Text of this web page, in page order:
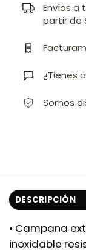
Envíos a
partir de
¿Tienes
Somos
DESCRIPCIÓN
• Campana
inoxidable